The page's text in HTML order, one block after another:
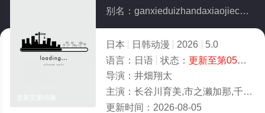
别名：ganxieduizhandaxiaojiecaibuwangedouyouxi
日本 日韩动漫 2026
5.0
语言： 日语 状态： 更新至第05集
导演： 井畑翔太
主演： 长谷川育美,市之濑加那,千本木彩花,下地紫野
更新时间： 2026-08-05